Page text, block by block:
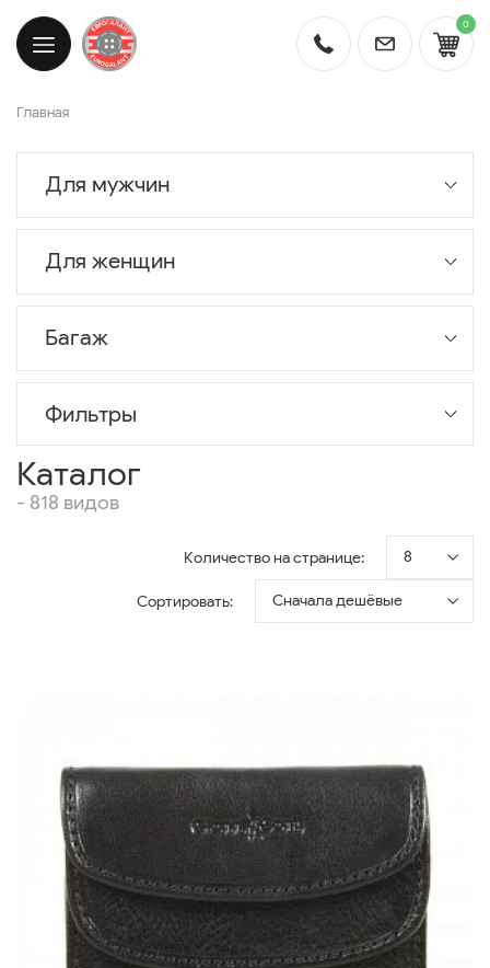
0
Главная
Для мужчин
Для женщин
Багаж
Фильтры
Каталог
- 818 видов
Количество на странице: 8
Сортировать: Сначала дешёвые